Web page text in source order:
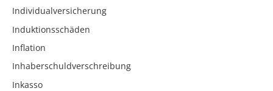
Individualversicherung
Induktionsschäden
Inflation
Inhaberschuldverschreibung
Inkasso